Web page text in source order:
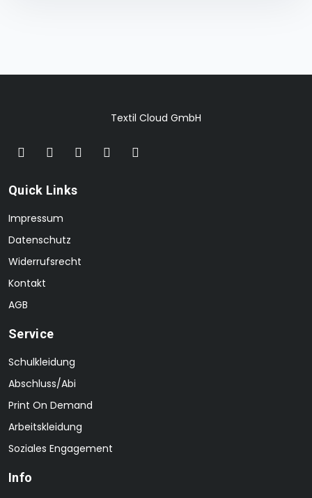
Textil Cloud GmbH
Quick Links
Impressum
Datenschutz
Widerrufsrecht
Kontakt
AGB
Service
Schulkleidung
Abschluss/Abi
Print On Demand
Arbeitskleidung
Soziales Engagement
Info